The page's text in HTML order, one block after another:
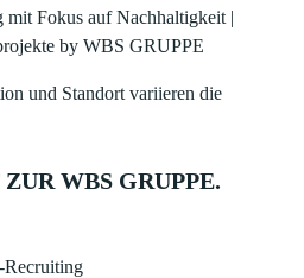
Fokus auf Nachhaltigkeit |
by WBS GRUPPE
und Standort variieren die
WBS GRUPPE.
Recruiting